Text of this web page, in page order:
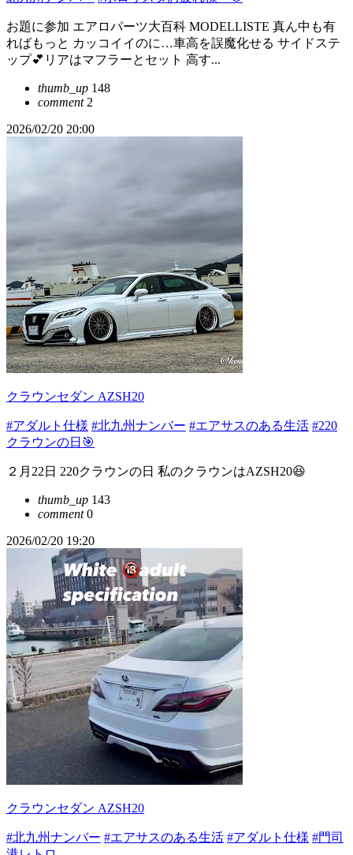
お題に参加 エアロパーツ大百科 MODELLISTE 真ん中も有
ればもっと カッコイイのに…車高を誤魔化せる サイドステ
ップ💕リアはマフラーとセット 高す...
thumb_up 148
comment2
2026/02/20 20:00
クラウンセダン AZSH20
#アダルト仕様 #北九州ナンバー #エアサスのある生活 #220
クラウンの日🎯
２月22日 220クラウンの日 私のクラウンはAZSH20😆
thumb_up 143
comment0
2026/02/20 19:20
クラウンセダン AZSH20
#北九州ナンバー #エアサスのある生活 #アダルト仕様 #門司